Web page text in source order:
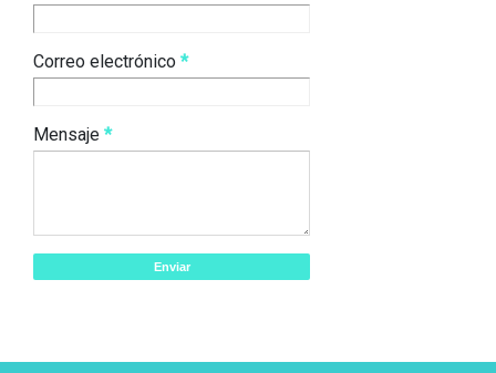
Correo electrónico *
Mensaje *